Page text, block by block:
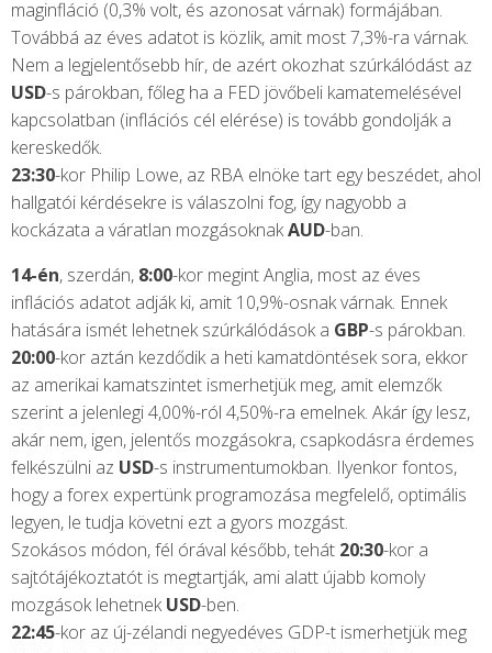
maginfláció (0,3% volt, és azonosat várnak) formájában.
Továbbá az éves adatot is közlik, amit most 7,3%-ra várnak.
Nem a legjelentősebb hír, de azért okozhat szúrkálódást az
USD-s párokban, főleg ha a FED jövőbeli kamatemelésével
kapcsolatban (inflációs cél elérése) is tovább gondolják a
kereskedők.
23:30-kor Philip Lowe, az RBA elnöke tart egy beszédet, ahol
hallgatói kérdésekre is válaszolni fog, így nagyobb a
kockázata a váratlan mozgásoknakAUD-ban.
14-én, szerdán, 8:00-kor megint Anglia, most az éves
inflációs adatot adják ki, amit 10,9%-osnak várnak. Ennek
hatására ismét lehetnek szúrkálódások a GBP-s párokban.
20:00-kor aztán kezdődik a heti kamatdöntések sora, ekkor
az amerikai kamatszintet ismerhetjük meg, amit elemzők
szerint a jelenlegi 4,00%-ról 4,50%-ra emelnek. Akár így lesz,
akár nem, igen, jelentős mozgásokra, csapkodásra érdemes
felkészülni az USD-s instrumentumokban. Ilyenkor fontos,
hogy a forex expertünk programozása megfelelő, optimális
legyen, le tudja követni ezt a gyors mozgást.
Szokásos módon, fél órával később, tehát 20:30-kor a
sajtótájékoztatót is megtartják, ami alatt újabb komoly
mozgások lehetnekUSD-ben.
22:45-kor az új-zélandi negyedéves GDP-t ismerhetjük meg